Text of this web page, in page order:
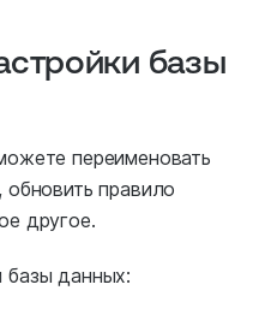
базы
переименовать
правило
другое.
базы данных: